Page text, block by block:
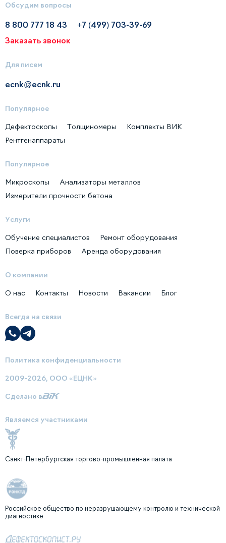
Обсудим вопросы
8 800 777 18 43
+7 (499) 703-39-69
Заказать звонок
Для писем
ecnk@ecnk.ru
Популярное
Дефектоскопы Толщиномеры
Комплекты ВИК
Рентгенаппараты
Популярное
Микроскопы
Анализаторы металлов
Измерители прочности бетона
Услуги
Обучение специалистов
Ремонт оборудования
Поверка приборов
Аренда оборудования
О компании
О нас Контакты Новости Вакансии Блог
Всегда на связи
Политика конфиденциальности
2009-2026, ООО «ЕЦНК»
Сделано в
Являемся участниками
Санкт-Петербургская торгово-промышленная палата
Российское общество по неразрушающему контролю и технической
диагностике